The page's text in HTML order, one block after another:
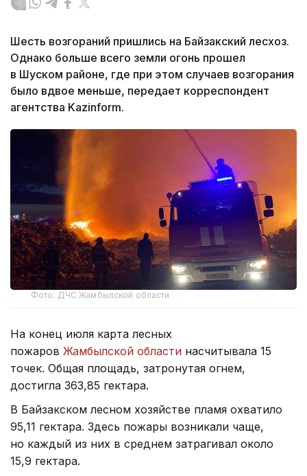
Шесть возгораний пришлись на Байзакский лесхоз.
Однако больше всего земли огонь прошел
в Шуском районе, где при этом случаев возгорания
было вдвое меньше, передает корреспондент
агентства Kazinform.
Фото: ДЧС Жамбылской области
На конец июля карта лесных
пожаров Жамбылской области насчитывала 15
точек. Общая площадь, затронутая огнем,
достигла 363,85 гектара.
В Байзакском лесном хозяйстве пламя охватило
95,11 гектара. Здесь пожары возникали чаще,
но каждый из них в среднем затрагивал около
15,9 гектара.